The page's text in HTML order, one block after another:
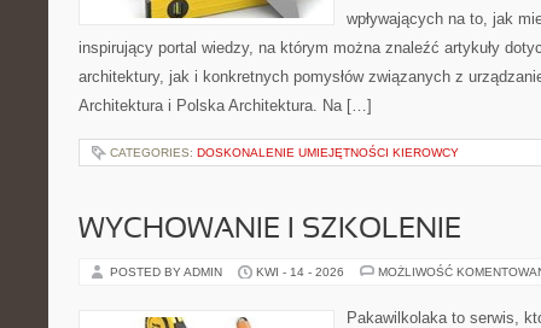
wpływających na to, jak
inspirujący portal wiedzy, na którym można znaleźć artykuły
architektury, jak i konkretnych pomysłów związanych z
Architektura i Polska Architektura. Na […]
CATEGORIES: DOSKONALENIE UMIEJĘTNOŚCI KIEROWCY
WYCHOWANIE I SZKOLENIE
POSTED BY ADMIN KWI - 14 - 2026 MOŻLIWOŚĆ
Pakawilkolaka to serwis,